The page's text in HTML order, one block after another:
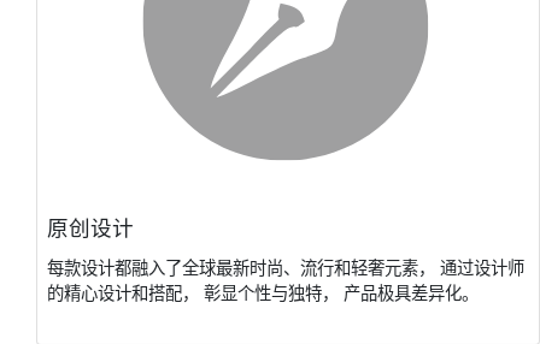
原创设计
每款设计都融⼊了全球最新时尚、流⾏和轻奢元素， 通过设计师
的精⼼设计和搭配， 彰显个性与独特， 产品极具差异化。